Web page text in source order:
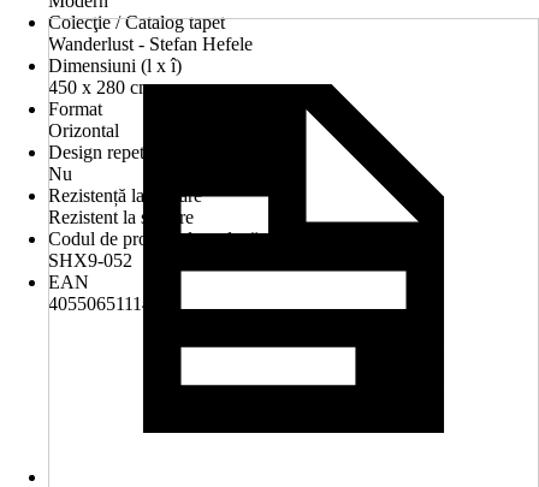
Colecţie / Catalog tapet
Wanderlust - Stefan Hefele
Dimensiuni (l x î)
450 x 280 cm
Format
Orizontal
Design repetitiv
Nu
Rezistență la spălare
Rezistent la spălare
Codul de produs al producătorului
SHX9-052
EAN
4055065111488